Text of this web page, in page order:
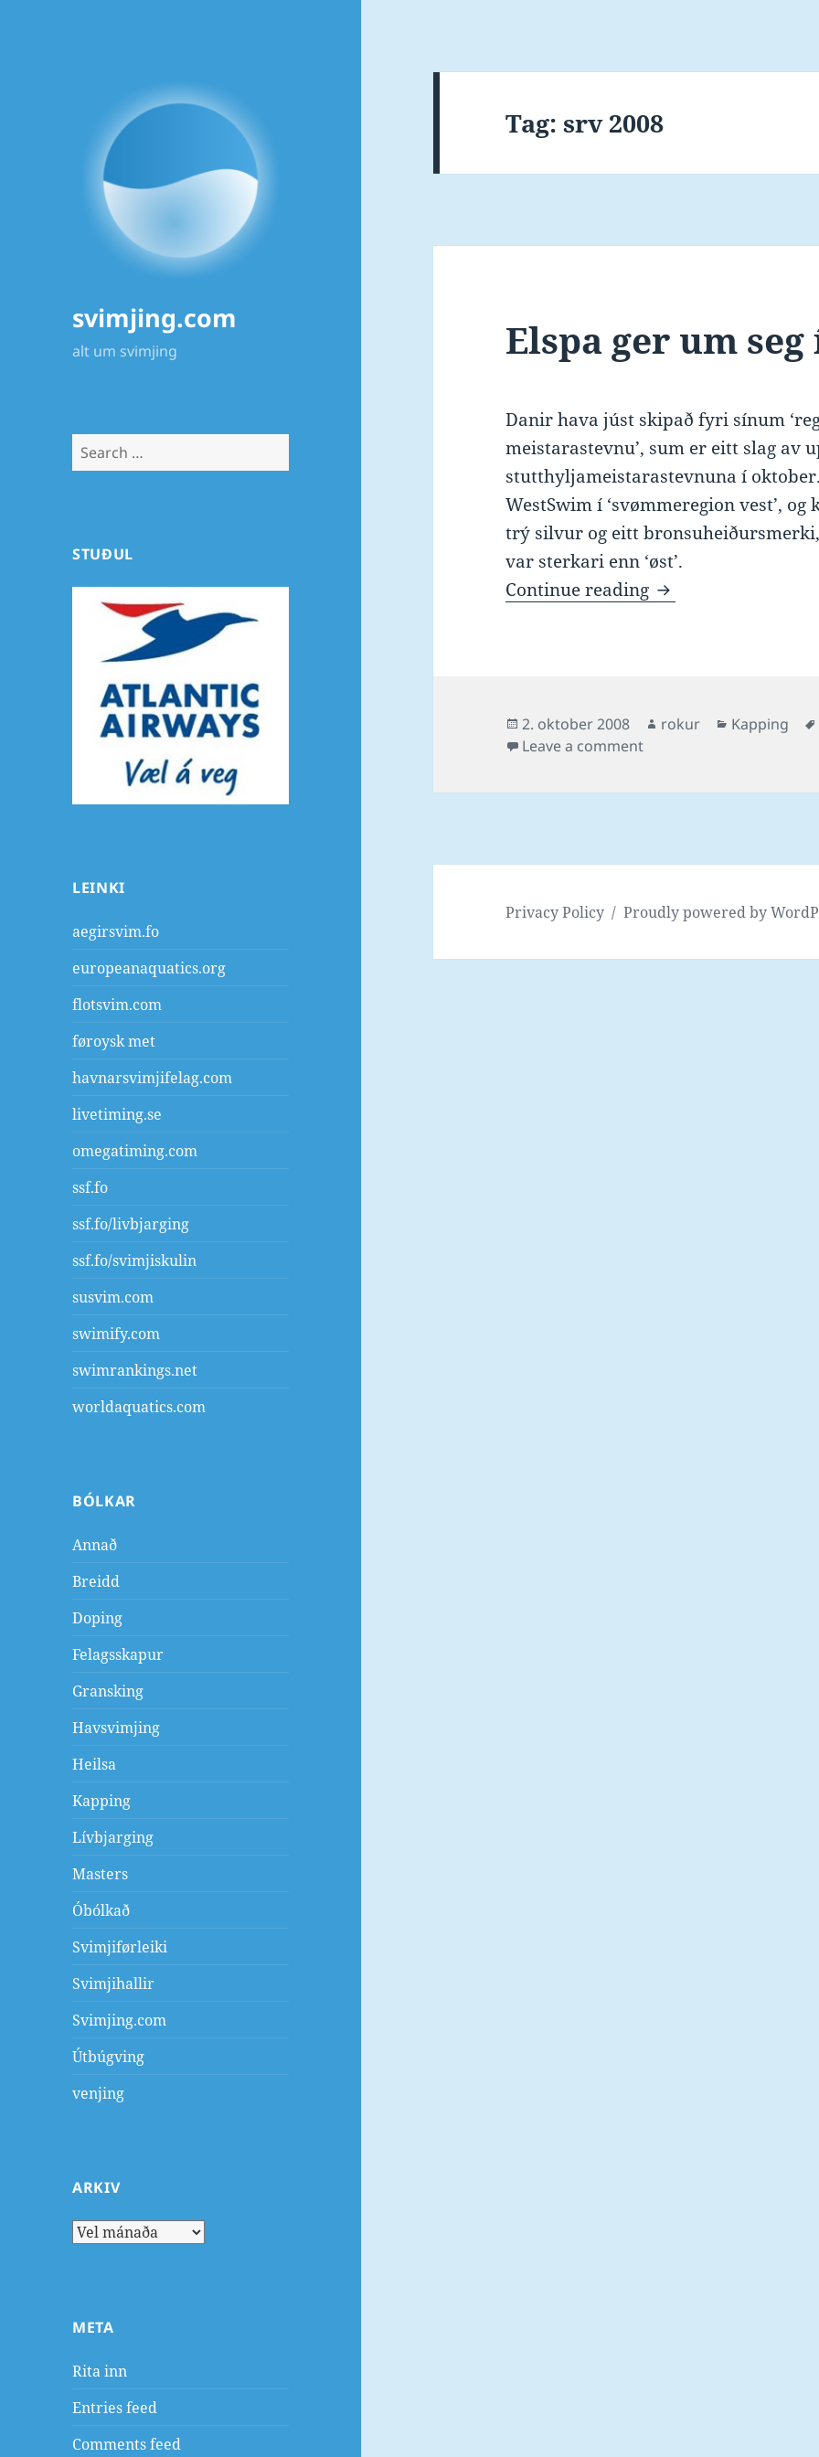
svimjing.com
alt um svimjing
Search
for:
STUÐUL
LEINKI
aegirsvim.fo
europeanaquatics.org
flotsvim.com
føroysk met
havnarsvimjifelag.com
livetiming.se
omegatiming.com
ssf.fo
ssf.fo/livbjarging
ssf.fo/svimjiskulin
susvim.com
swimify.com
swimrankings.net
worldaquatics.com
BÓLKAR
Annað
Breidd
Doping
Felagsskapur
Gransking
Havsvimjing
Heilsa
Kapping
Lívbjarging
Masters
Óbólkað
Svimjiførleiki
Svimjihallir
Svimjing.com
Útbúgving
venjing
ARKIV
Arkiv
META
Rita inn
Entries feed
Comments feed
Tag:srv 2008
Elspa ger um seg
Danir hava júst skipað fyri sínum
meistarastevnu’, sum er eitt slag av
stutthyljameistarastevnuna í
WestSwim í ‘svømmeregion vest’,
trý silvur og eitt
var sterkari enn ‘øst’.
Continue reading Elspa ger um seg í
Posted
on
2. oktober 2008 Author
rokur Categories
Kapping
Leave a commenton Elspa ger um seg í DK
Privacy Policy Proudly powered by